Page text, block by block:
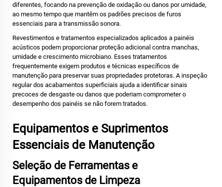
diferentes, focando na prevenção de oxidação ou danos por umidade,
ao mesmo tempo que mantêm os padrões precisos de furos
essenciais para a transmissão sonora.
Revestimentos e tratamentos especializados aplicados a painéis
acústicos podem proporcionar proteção adicional contra manchas,
umidade e crescimento microbiano. Esses tratamentos
frequentemente exigem produtos e técnicas específicos de
manutenção para preservar suas propriedades protetoras. A inspeção
regular dos acabamentos superficiais ajuda a identificar sinais
precoces de desgaste ou danos que poderiam comprometer o
desempenho dos painéis se não forem tratados.
Equipamentos e Suprimentos
Essenciais de Manutenção
Seleção de Ferramentas e
Equipamentos de Limpeza